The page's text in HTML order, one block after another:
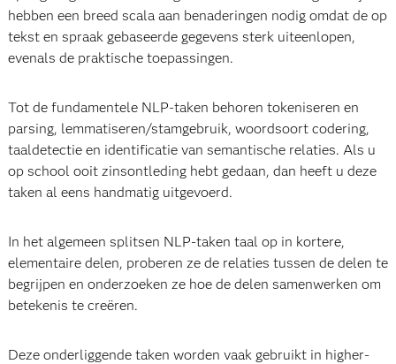
hebben een breed scala aan benaderingen nodig omdat de op
tekst en spraak gebaseerde gegevens sterk uiteenlopen,
evenals de praktische toepassingen.
Tot de fundamentele NLP-taken behoren tokeniseren en
parsing, lemmatiseren/stamgebruik, woordsoort codering,
taaldetectie en identificatie van semantische relaties. Als u
op school ooit zinsontleding hebt gedaan, dan heeft u deze
taken al eens handmatig uitgevoerd.
In het algemeen splitsen NLP-taken taal op in kortere,
elementaire delen, proberen ze de relaties tussen de delen te
begrijpen en onderzoeken ze hoe de delen samenwerken om
betekenis te creëren.
Deze onderliggende taken worden vaak gebruikt in higher-